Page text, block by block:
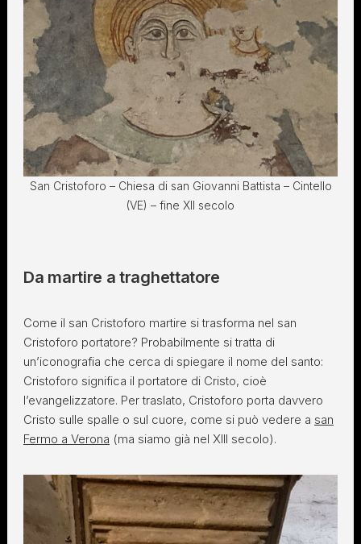
San Cristoforo – Chiesa di san Giovanni Battista – Cintello
(VE) – fine XII secolo
Da martire a traghettatore
Come il san Cristoforo martire si trasforma nel san
Cristoforo portatore? Probabilmente si tratta di
un’iconografia che cerca di spiegare il nome del santo:
Cristoforo significa il portatore di Cristo, cioè
l’evangelizzatore. Per traslato, Cristoforo porta davvero
Cristo sulle spalle o sul cuore, come si può vedere a san
Fermo a Verona (ma siamo già nel XIII secolo).